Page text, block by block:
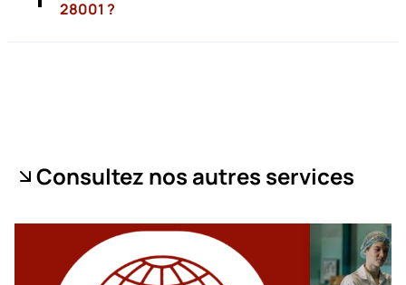
28001 ?
Consultez nos autres services